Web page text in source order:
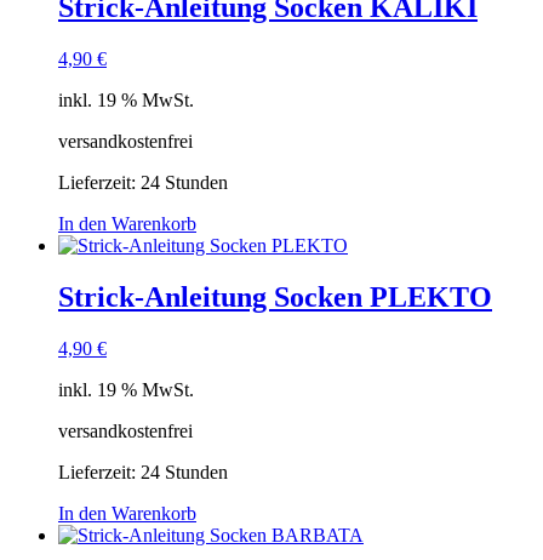
Strick-Anleitung Socken KALIKI
4,90 €
inkl. 19 % MwSt.
versandkostenfrei
Lieferzeit: 24 Stunden
In den Warenkorb
Strick-Anleitung Socken PLEKTO
4,90 €
inkl. 19 % MwSt.
versandkostenfrei
Lieferzeit: 24 Stunden
In den Warenkorb